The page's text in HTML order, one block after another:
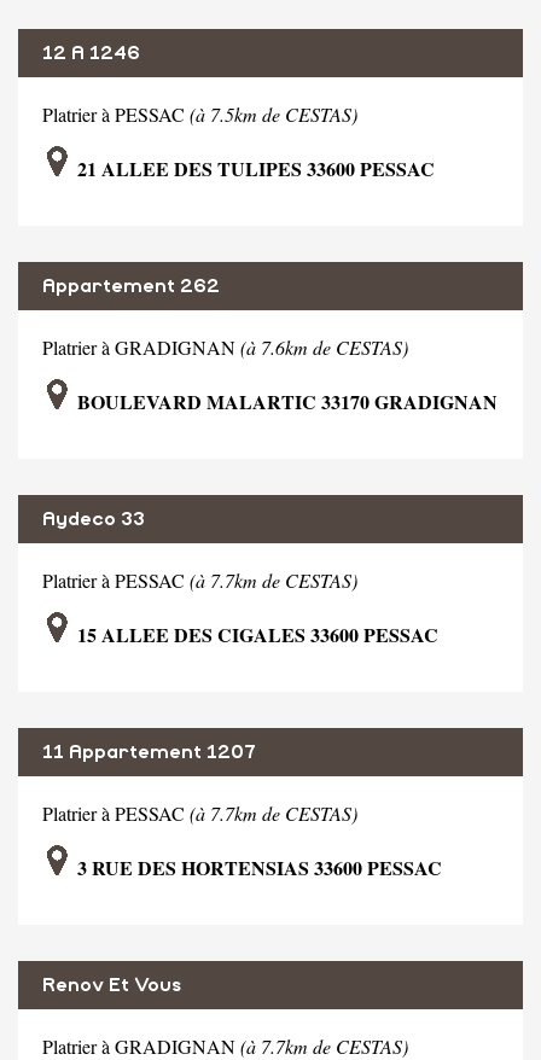
12 A 1246
Platrier à PESSAC (à 7.5km de CESTAS)
21 ALLEE DES TULIPES 33600 PESSAC
Appartement 262
Platrier à GRADIGNAN(à 7.6km de CESTAS)
BOULEVARD MALARTIC 33170 GRADIGNAN
Aydeco 33
Platrier à PESSAC (à 7.7km de CESTAS)
15 ALLEE DES CIGALES 33600 PESSAC
11 Appartement 1207
Platrier à PESSAC (à 7.7km de CESTAS)
3 RUE DES HORTENSIAS 33600 PESSAC
Renov Et Vous
Platrier à GRADIGNAN(à 7.7km de CESTAS)